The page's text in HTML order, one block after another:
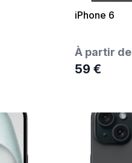
iPhone 6
À partir de
59 €